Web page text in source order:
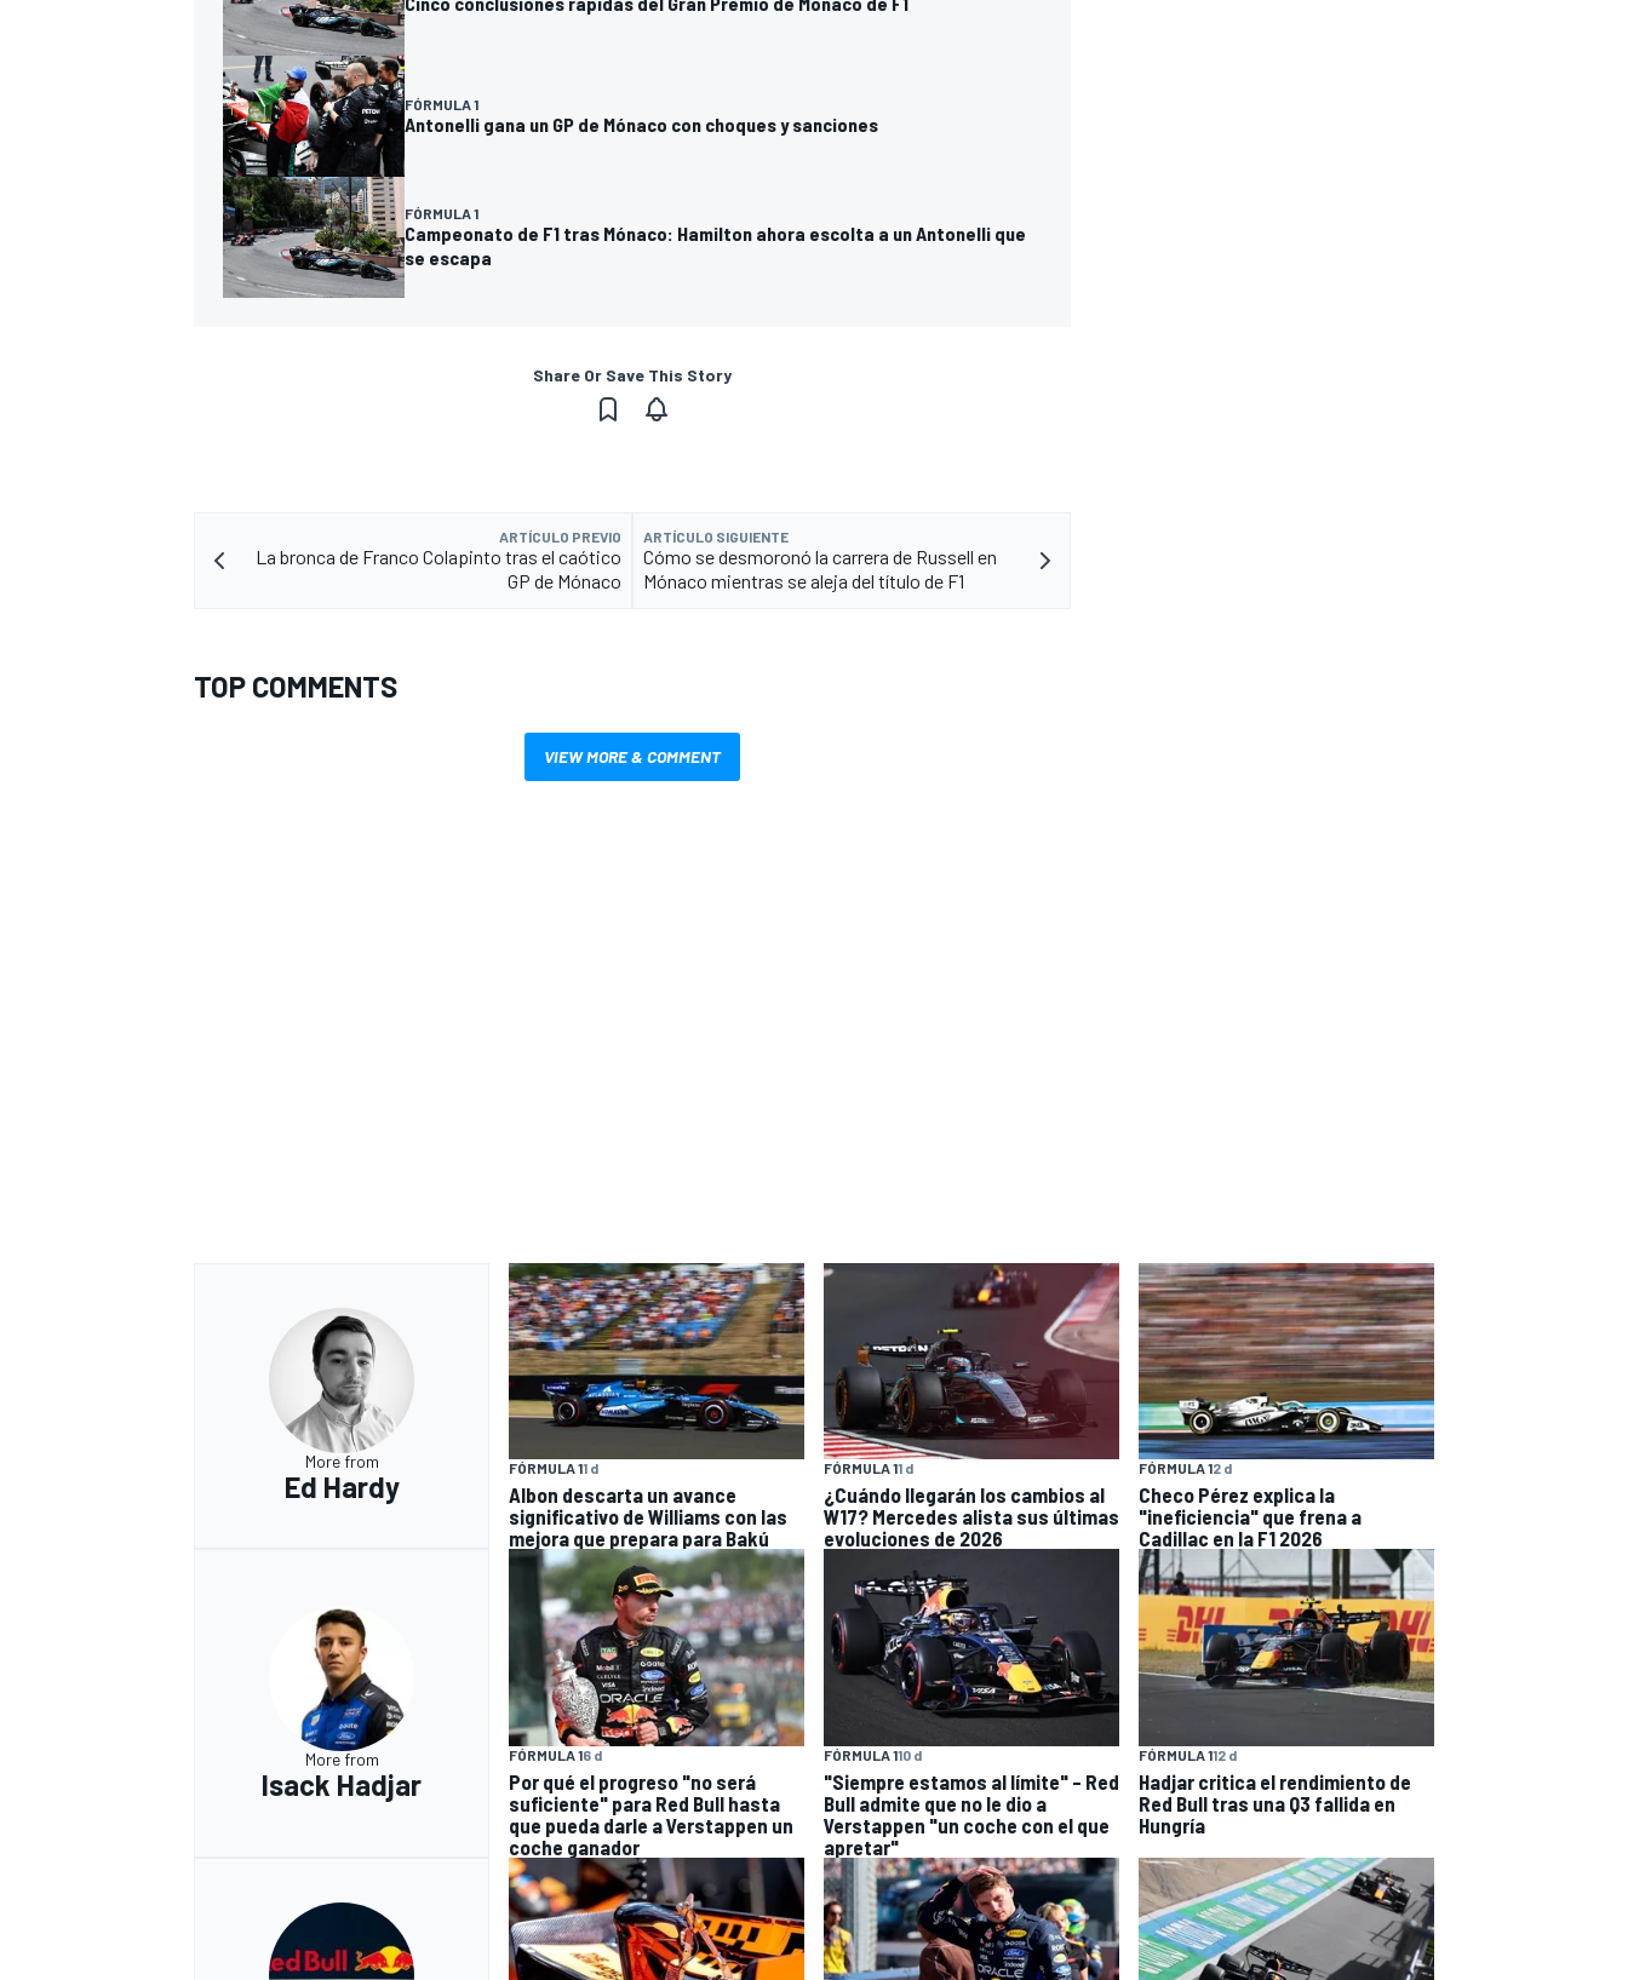
FÓRMULA 1
Antonelli gana un GP de Mónaco con choques y sanciones
FÓRMULA 1
Campeonato de F1 tras Mónaco: Hamilton ahora escolta a un Antonelli que
se escapa
Share Or Save This Story
ARTÍCULO PREVIO
La bronca de Franco Colapinto tras el caótico
GP de Mónaco
ARTÍCULO SIGUIENTE
Cómo se desmoronó la carrera de Russell en
Mónaco mientras se aleja del título de F1
TOP COMMENTS
VIEW MORE & COMMENT
More from
Ed Hardy
FÓRMULA 11 d
Albon descarta un avance
significativo de Williams con las
mejora que prepara para Bakú
FÓRMULA 11 d
¿Cuándo llegarán los cambios al
W17? Mercedes alista sus últimas
evoluciones de 2026
FÓRMULA 12 d
Checo Pérez explica la
"ineficiencia" que frena a
Cadillac en la F1 2026
More from
Isack Hadjar
FÓRMULA 16 d
Por qué el progreso "no será
suficiente" para Red Bull hasta
que pueda darle a Verstappen un
coche ganador
FÓRMULA 110 d
"Siempre estamos al límite" – Red
Bull admite que no le dio a
Verstappen "un coche con el que
apretar"
FÓRMULA 112 d
Hadjar critica el rendimiento de
Red Bull tras una Q3 fallida en
Hungría